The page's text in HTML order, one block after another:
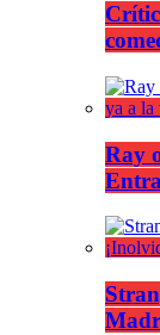
Ray